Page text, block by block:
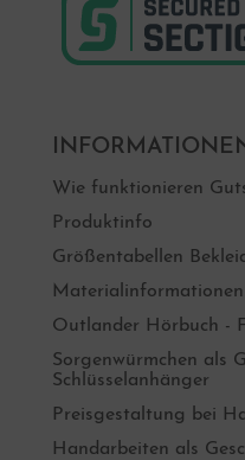
Wie funktionieren
Produktinfo
Größentabellen
Materialinformationen
Outlander Hörbuch -
Sorgenwürmchen als
Schlüsselanhänger
Preisgestaltung bei
Handarbeiten als